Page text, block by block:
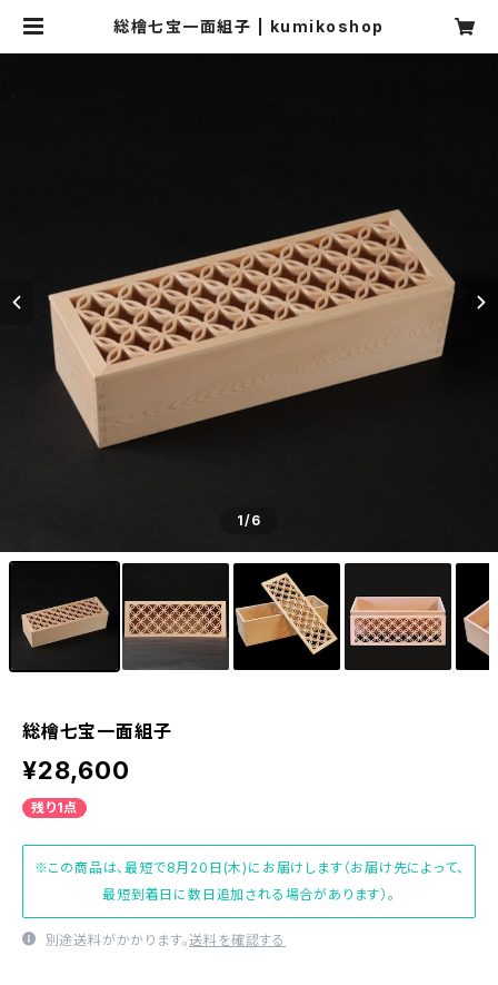
総檜七宝一面組子 | kumikoshop
1/6
総檜七宝一面組子
¥28,600
残り1点
※この商品は、最短で8月20日(木)にお届けします（お届け先によって、
最短到着日に数日追加される場合があります）。
別途送料がかかります。送料を確認する